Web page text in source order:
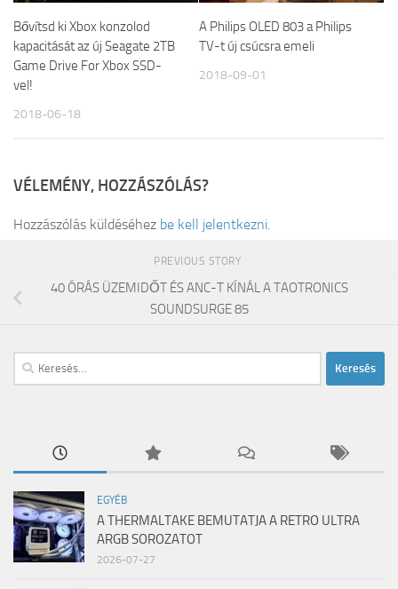
Bővítsd ki Xbox konzolod
kapacitását az új Seagate 2TB
Game Drive For Xbox SSD-
vel!
2018-06-18
A Philips OLED 803 a Philips
TV-t új csúcsra emeli
2018-09-01
VÉLEMÉNY, HOZZÁSZÓLÁS?
Hozzászólás küldéséhez be kell jelentkezni.
PREVIOUS STORY
40 ÓRÁS ÜZEMIDŐT ÉS ANC-T KÍNÁL A TAOTRONICS
SOUNDSURGE 85
Keresés:
EGYÉB
A THERMALTAKE BEMUTATJA A RETRO ULTRA
ARGB SOROZATOT
2026-07-27